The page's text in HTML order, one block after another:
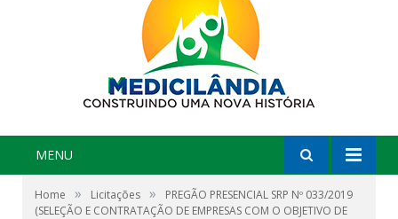
MENU
Home » Licitações »
PREGÃO PRESENCIAL SRP Nº 033/2019
(SELEÇÃO E CONTRATAÇÃO DE EMPRESAS COM O OBJETIVO DE